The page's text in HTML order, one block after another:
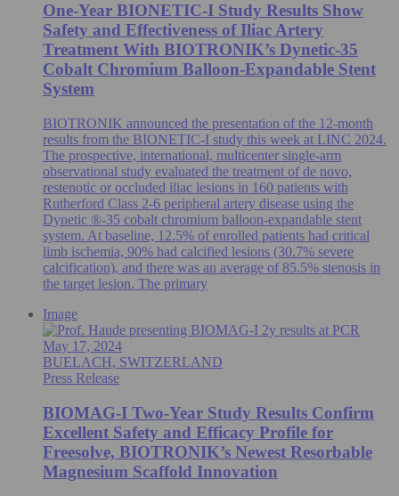
One-Year BIONETIC-I Study Results Show
Safety and Effectiveness of Iliac Artery
Treatment With BIOTRONIK’s Dynetic-35
Cobalt Chromium Balloon-Expandable Stent
System
BIOTRONIK announced the presentation of the 12-month
results from the BIONETIC-I study this week at LINC 2024.
The prospective, international, multicenter single-arm
observational study evaluated the treatment of de novo,
restenotic or occluded iliac lesions in 160 patients with
Rutherford Class 2-6 peripheral artery disease using the
Dynetic ®-35 cobalt chromium balloon-expandable stent
system. At baseline, 12.5% of enrolled patients had critical
limb ischemia, 90% had calcified lesions (30.7% severe
calcification), and there was an average of 85.5% stenosis in
the target lesion. The primary
Image
May 17, 2024
BUELACH, SWITZERLAND
Press Release
BIOMAG-I Two-Year Study Results Confirm
Excellent Safety and Efficacy Profile for
Freesolve, BIOTRONIK’s Newest Resorbable
Magnesium Scaffold Innovation